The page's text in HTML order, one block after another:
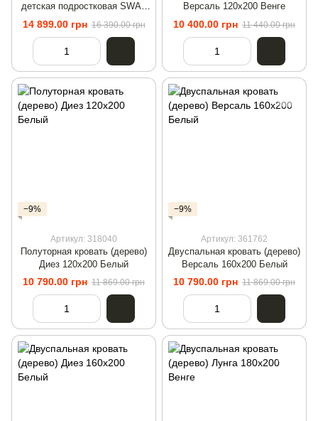
детская подростковая SWAY
90x200 Белый
14 899.00 грн 16 390.00 грн
Версаль 120х200 Венге
10 400.00 грн 11 440.00 грн
−9%
Артикул: 318040
Полуторная кровать (дерево)
Диез 120х200 Белый
10 790.00 грн 11 869.00 грн
−9%
Артикул: 361762
Двуспальная кровать (дерево)
Версаль 160х200 Белый
10 790.00 грн 11 869.00 грн